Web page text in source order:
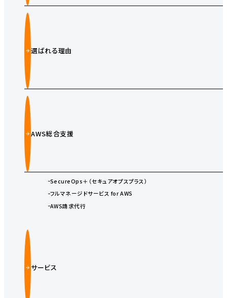
選ばれる理由
AWS総合支援
SecureOps＋（セキュアオプスプラス）
フルマネージドサービス for AWS
AWS請求代行
サービス